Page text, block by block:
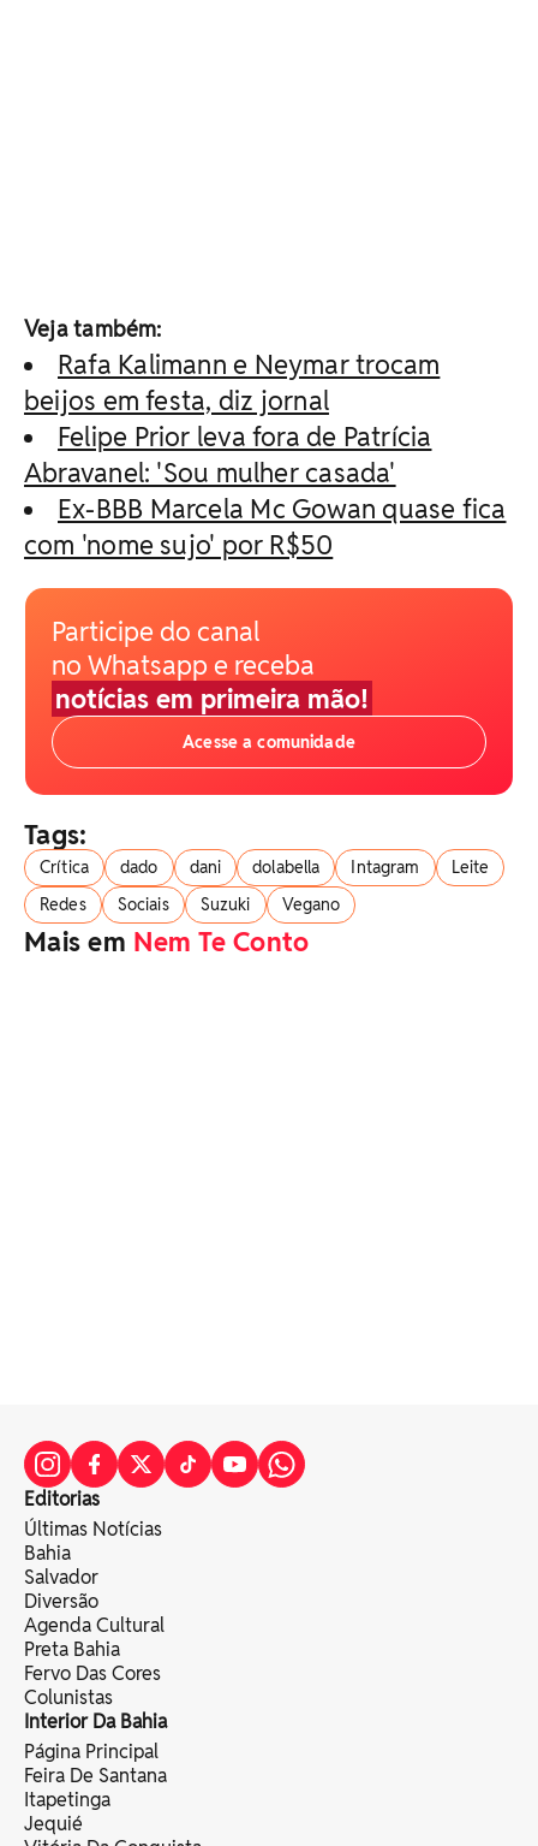
Veja também:
Rafa Kalimann e Neymar trocam
beijos em festa, diz jornal
Felipe Prior leva fora de Patrícia
Abravanel: 'Sou mulher casada'
Ex-BBB Marcela Mc Gowan quase fica
com 'nome sujo' por R$50
Participe do canal
no Whatsapp e receba
notícias em primeira mão!
Acesse a comunidade
Tags:
Crítica dado dani dolabella Intagram
Leite
Redes
Sociais Suzuki Vegano
Mais em Nem Te Conto
Editorias
Últimas Notícias
Bahia
Salvador
Diversão
Agenda Cultural
Preta Bahia
Fervo Das Cores
Colunistas
Interior Da Bahia
Página Principal
Feira De Santana
Itapetinga
Jequié